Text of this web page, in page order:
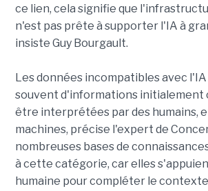
ce lien, cela signifie que
n'est pas prête à supporter l'IA à
insiste Guy Bourgault.
Les données incompatibles avec
souvent d'informations initialement
être interprétées par des humains,
machines, précise l'expert de
nombreuses bases de
à cette catégorie, car elles
humaine pour compléter le